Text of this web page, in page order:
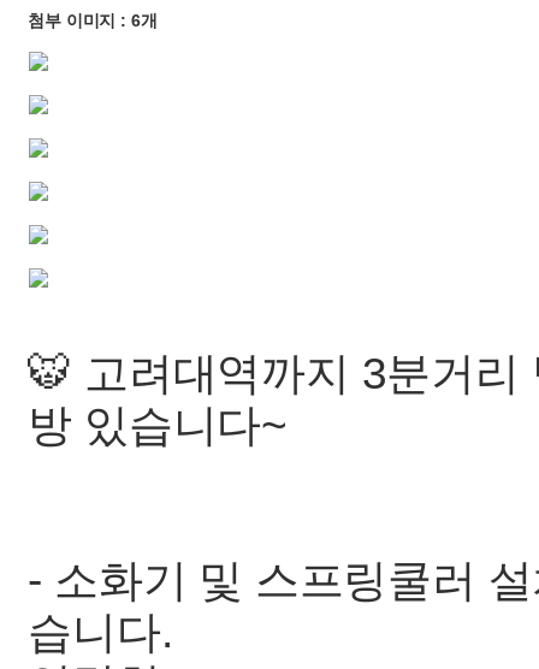
첨부 이미지 : 6개
🐯 고려대역까지 3분거
방 있습니다~
- 소화기 및 스프링쿨러
습니다.